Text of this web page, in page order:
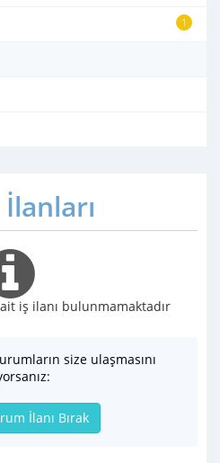
1
iş ilanı bulunmamaktadır
size ulaşmasını
İlanı Bırak